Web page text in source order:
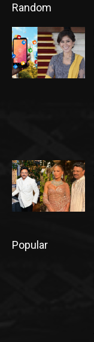
Random
Popular